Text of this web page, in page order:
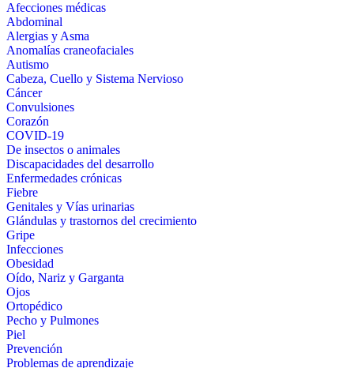
Afecciones médicas
Abdominal
Alergias y Asma
Anomalías craneofaciales
Autismo
Cabeza, Cuello y Sistema Nervioso
Cáncer
Convulsiones
Corazón
COVID-19
De insectos o animales
Discapacidades del desarrollo
Enfermedades crónicas
Fiebre
Genitales y Vías urinarias
Glándulas y trastornos del crecimiento
Gripe
Infecciones
Obesidad
Oído, Nariz y Garganta
Ojos
Ortopédico
Pecho y Pulmones
Piel
Prevención
Problemas de aprendizaje